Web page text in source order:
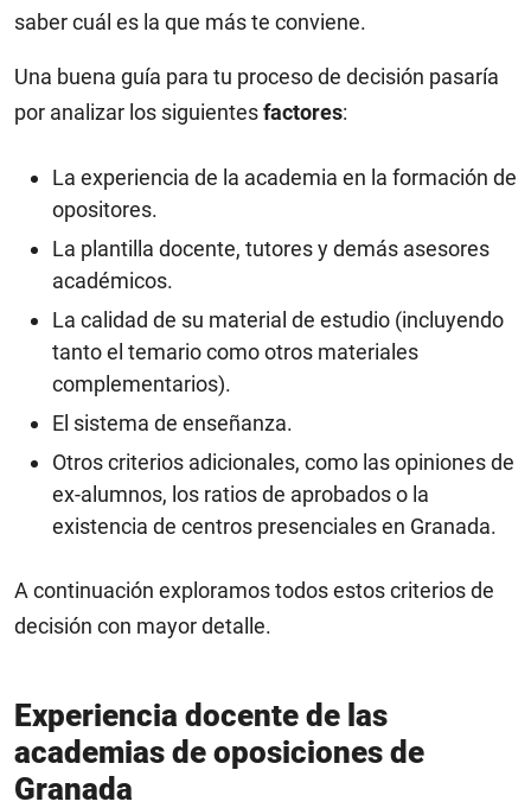
saber cuál es la que más te conviene.
Una buena guía para tu proceso de decisión pasaría
por analizar los siguientesfactores:
La experiencia de la academia en la formación de
opositores.
La plantilla docente, tutores y demás asesores
académicos.
La calidad de su material de estudio (incluyendo
tanto el temario como otros materiales
complementarios).
El sistema de enseñanza.
Otros criterios adicionales, como las opiniones de
ex-alumnos, los ratios de aprobados o la
existencia de centros presenciales en Granada.
A continuación exploramos todos estos criterios de
decisión con mayor detalle.
Experiencia docente de las
academias de oposiciones de
Granada